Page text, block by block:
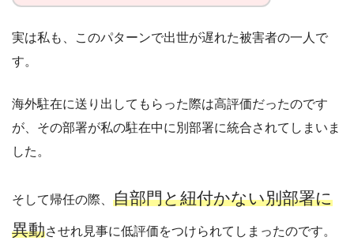
実は私も、このパターンで出世が遅れた被害者の一人で
す。
海外駐在に送り出してもらった際は高評価だったのです
が、その部署が私の駐在中に別部署に統合されてしまいま
した。
そして帰任の際、 自部門と紐付かない別部署に
異動させれ見事に低評価をつけられてしまったのです。